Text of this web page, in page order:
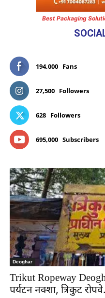
Best Packaging
194,000 Fans
27,500 Followers
628 Followers
695,000 Subscribers
Deoghar
Trikut Ropeway
पर्यटन नक्शा, त्रिकुट